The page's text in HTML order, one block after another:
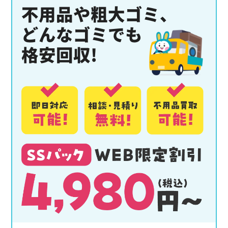
不用品や粗大ゴミ、
どんなゴミでも
格安回収!